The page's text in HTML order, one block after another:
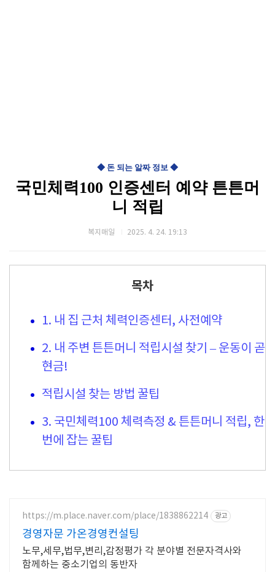
◆ 돈 되는 알짜 정보 ◆
국민체력100 인증센터 예약 튼튼머
니 적립
복지매일 2025. 4. 24. 19:13
목차
1. 내 집 근처 체력인증센터, 사전예약
2. 내 주변 튼튼머니 적립시설 찾기 – 운동이 곧
현금!
적립시설 찾는 방법 꿀팁
3. 국민체력100 체력측정 & 튼튼머니 적립, 한
번에 잡는 꿀팁
https://m.place.naver.com/place/1838862214 광고
경영자문 가온경영컨설팅
노무,세무,법무,변리,감정평가 각 분야별 전문자격사와
함께하는 중소기업의 동반자